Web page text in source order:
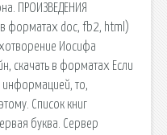
ПРОИЗВЕДЕНИЯ
в форматах doc, fb2, html)
Иосифа
скачать в форматах Если
информацией, то,
Список книг
буква. Сервер